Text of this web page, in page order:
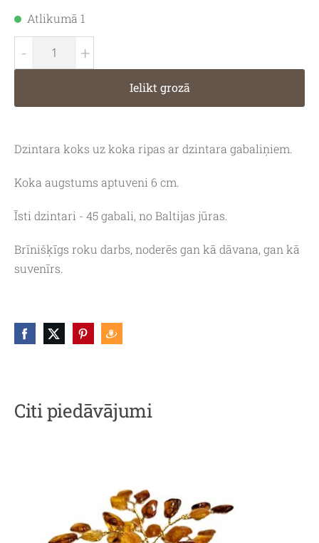
Atlikumā 1
- +
Ielikt grozā
Dzintara koks uz koka ripas ar dzintara gabaliņiem.
Koka augstums aptuveni 6 cm.
Īsti dzintari - 45 gabali, no Baltijas jūras.
Brīnišķīgs roku darbs, noderēs gan kā dāvana, gan kā
suvenīrs.
Citi piedāvājumi